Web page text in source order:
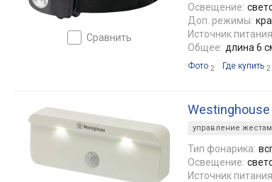
сравнить
Освещение:
Доп. режимы:
Источник
Общее: длина 6
Фото 2 Где купить 2
Westinghouse
управление
Тип фонарика:
Освещение:
Источник